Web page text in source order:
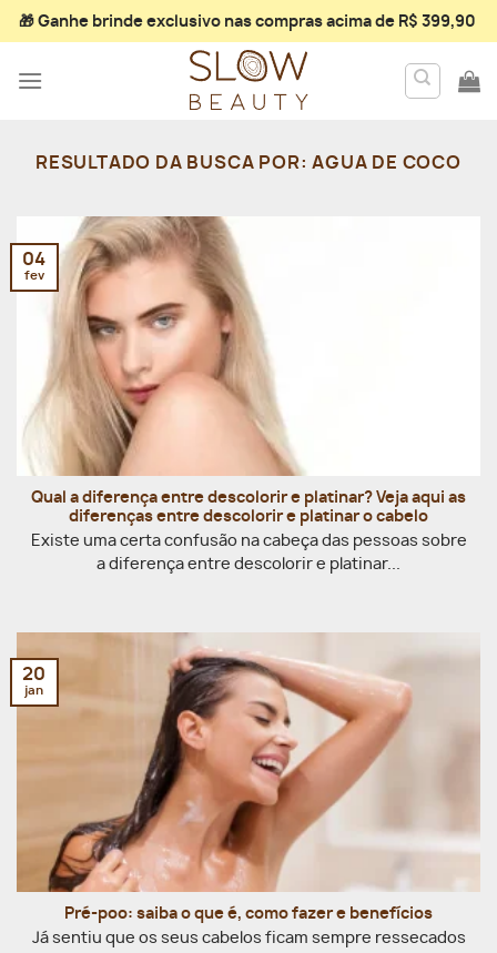
Skip
to
🎁 Ganhe brinde exclusivonas compras acima de R$ 399,90
RESULTADO DA BUSCA POR:AGUA DE COCO
Qual a diferença entre descolorir e platinar? Veja aqui as
diferenças entre descolorir e platinar o cabelo
Existe uma certa confusão na cabeça das pessoas sobre
a diferença entre descolorir e platinar...
04
fev
Pré-poo: saiba o que é, como fazer e benefícios
Já sentiu que os seus cabelos ficam sempre ressecados
20
jan